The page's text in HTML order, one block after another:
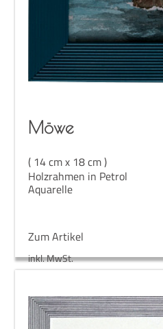
Möwe
( 14 cm x 18 cm )
Holzrahmen in Petrol
Aquarelle
Zum Artikel
inkl. MwSt.